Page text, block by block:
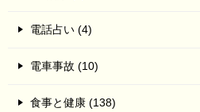
電話占い (4)
電車事故 (10)
食事と健康 (138)